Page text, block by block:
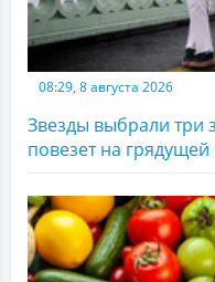
08:29, 8 августа 2026
Звезды выбрали три
повезет на грядущей